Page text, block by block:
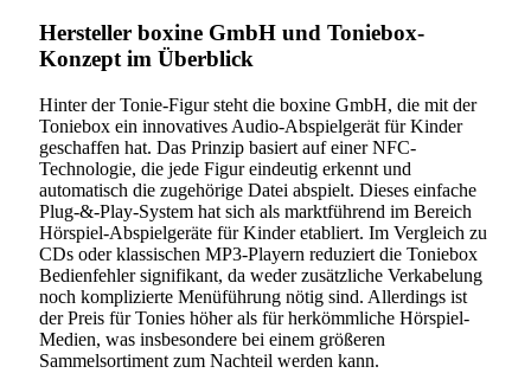
Hersteller boxine GmbH und Toniebox-
Konzept im Überblick
Hinter der Tonie-Figur steht die boxine GmbH, die mit der
Toniebox ein innovatives Audio-Abspielgerät für Kinder
geschaffen hat. Das Prinzip basiert auf einer NFC-
Technologie, die jede Figur eindeutig erkennt und
automatisch die zugehörige Datei abspielt. Dieses einfache
Plug-&-Play-System hat sich als marktführend im Bereich
Hörspiel-Abspielgeräte für Kinder etabliert. Im Vergleich zu
CDs oder klassischen MP3-Playern reduziert die Toniebox
Bedienfehler signifikant, da weder zusätzliche Verkabelung
noch komplizierte Menüführung nötig sind. Allerdings ist
der Preis für Tonies höher als für herkömmliche Hörspiel-
Medien, was insbesondere bei einem größeren
Sammelsortiment zum Nachteil werden kann.